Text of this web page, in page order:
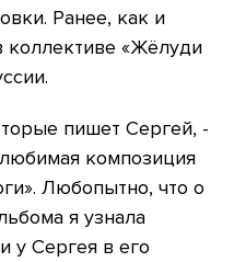
Ранее, как и
коллективе «Жёлуди
пишет Сергей, -
композиция
Любопытно, что о
я узнала
у Сергея в его